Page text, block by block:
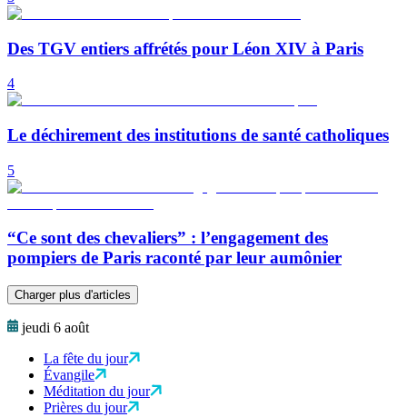
Des TGV entiers affrétés pour Léon XIV à Paris
4
Le déchirement des institutions de santé catholiques
5
“Ce sont des chevaliers” : l’engagement des
pompiers de Paris raconté par leur aumônier
Charger plus d'articles
jeudi 6 août
La fête du jour
Évangile
Méditation du jour
Prières du jour